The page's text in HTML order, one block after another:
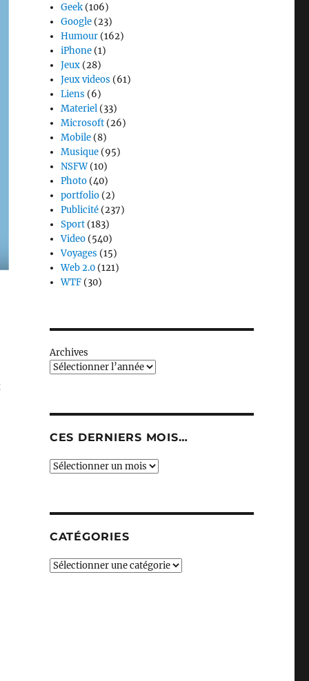
Geek (106)
Google (23)
Humour (162)
iPhone (1)
Jeux (28)
Jeux videos (61)
Liens (6)
Materiel (33)
Microsoft (26)
Mobile (8)
Musique (95)
NSFW(10)
Photo (40)
portfolio (2)
Publicité (237)
Sport (183)
Video (540)
Voyages (15)
Web 2.0 (121)
WTF (30)
Archives
CES DERNIERS MOIS…
Ces
CATÉGORIES
Catégories